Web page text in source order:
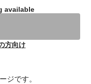
available
方向け
ジです。